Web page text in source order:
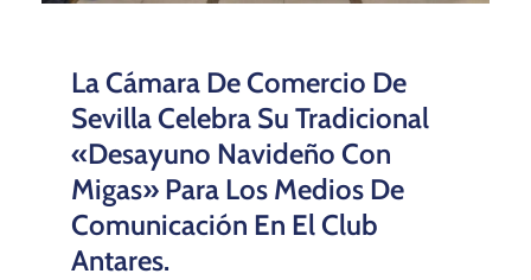
La Cámara De Comercio De
Sevilla Celebra Su Tradicional
«Desayuno Navideño Con
Migas» Para Los Medios De
Comunicación En El Club
Antares.